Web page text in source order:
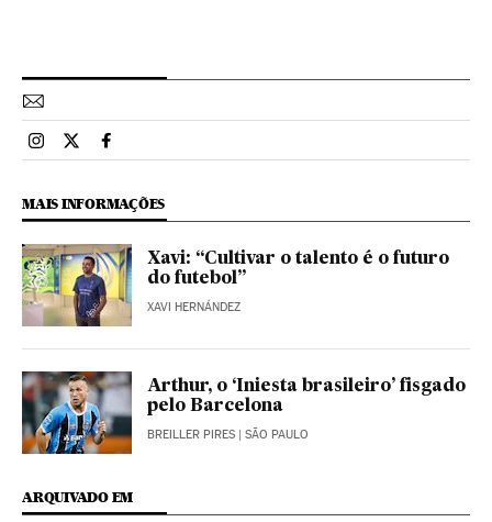
Esportes El País Brasil en Instagram
Esportes El País Brasil en Twitter
Esportes El País Brasil en Facebook
MAIS INFORMAÇÕES
Xavi: “Cultivar o talento é o futuro
do futebol”
XAVI HERNÁNDEZ
Arthur, o ‘Iniesta brasileiro’ fisgado
pelo Barcelona
BREILLER PIRES | SÃO PAULO
ARQUIVADO EM